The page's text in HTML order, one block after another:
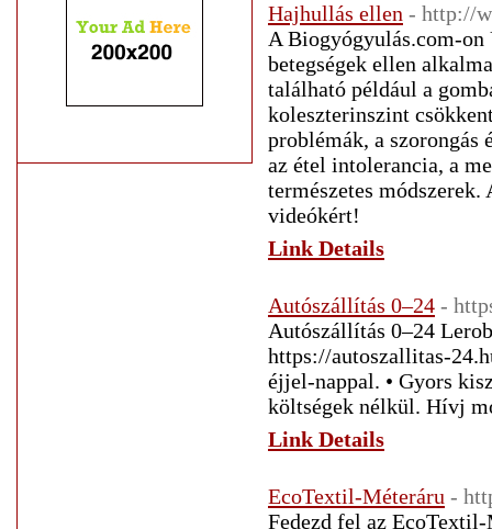
Hajhullás ellen - http://
A Biogyógyulás.com-on
betegségek ellen
található például a
koleszterinszint
problémák, a szorongás
az étel intolerancia, a
természetes
videókért!
Link Details
Autószállítás 0–24 -
Autószállítás 0–24
https://autoszallitas-
éjjel-nappal. • Gyors
költségek nélkül. Hívj
Link Details
EcoTextil-Méteráru -
Fedezd fel az